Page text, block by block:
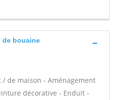
de bouaine
/ de maison - Aménagement
décorative - Enduit -